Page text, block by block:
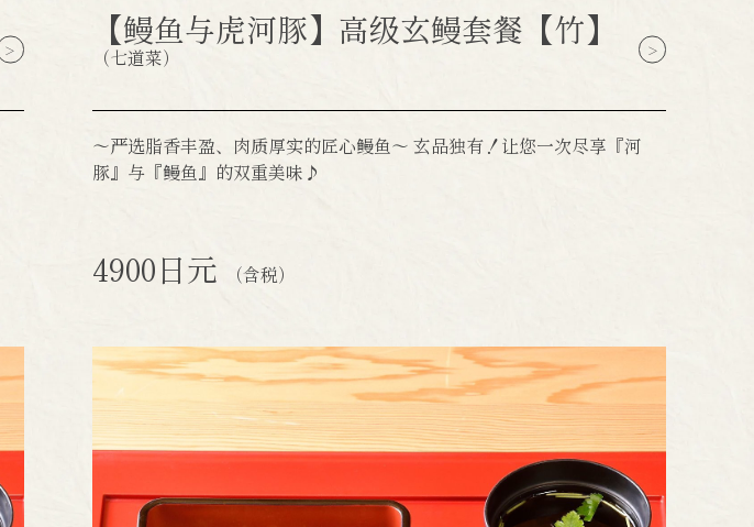
【鳗鱼与虎河豚】高级玄鳗套餐【竹】
（七道菜）
～严选脂香丰盈、肉质厚实的匠心鳗鱼～ 玄品独有！让您一次尽享『河
豚』与『鳗鱼』的双重美味♪
4900日元 （含税）